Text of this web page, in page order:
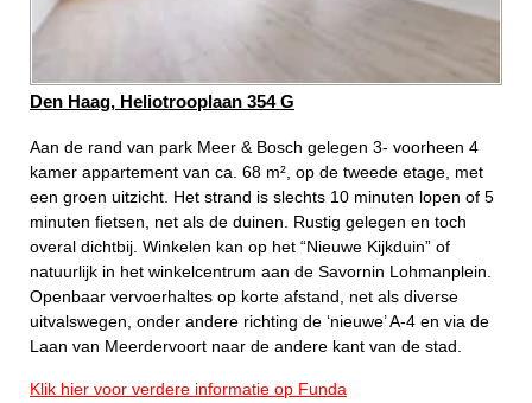
Den Haag, Heliotrooplaan 354 G
Aan de rand van park Meer & Bosch gelegen 3- voorheen 4
kamer appartement van ca. 68 m², op de tweede etage, met
een groen uitzicht. Het strand is slechts 10 minuten lopen of 5
minuten fietsen, net als de duinen. Rustig gelegen en toch
overal dichtbij. Winkelen kan op het “Nieuwe Kijkduin” of
natuurlijk in het winkelcentrum aan de Savornin Lohmanplein.
Openbaar vervoerhaltes op korte afstand, net als diverse
uitvalswegen, onder andere richting de ‘nieuwe’ A-4 en via de
Laan van Meerdervoort naar de andere kant van de stad.
Klik hier voor verdere informatie op Funda